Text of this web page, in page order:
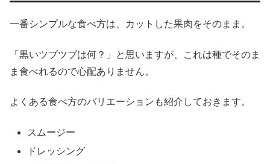
一番シンプルな食べ方は、カットした果肉をそのまま。
「黒いツブツブは何？」と思いますが、これは種でそのま
ま食べれるので心配ありません。
よくある食べ方のバリエーションも紹介しておきます。
スムージー
ドレッシング